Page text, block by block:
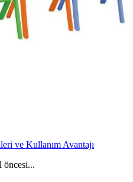
ve Kullanım Avantajı
öncesi...